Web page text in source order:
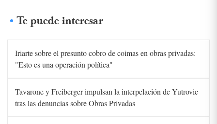
Te puede interesar
Iriarte sobre el presunto cobro de coimas en obras privadas:
"Esto es una operación política"
Tavarone y Freiberger impulsan la interpelación de Yutrovic
tras las denuncias sobre Obras Privadas